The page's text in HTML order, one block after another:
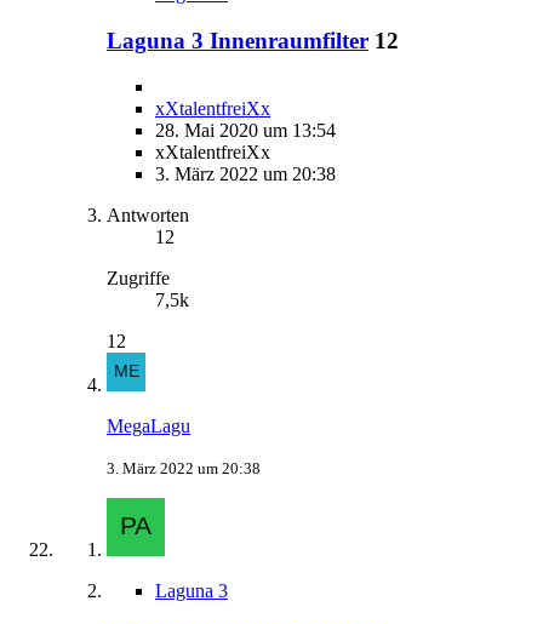
Laguna 3 Innenraumfilter 12
xXtalentfreiXx
28. Mai 2020 um 13:54
xXtalentfreiXx
3. März 2022 um 20:38
Antworten
12
Zugriffe
7,5k
12
MegaLagu
3. März 2022 um 20:38
Laguna 3